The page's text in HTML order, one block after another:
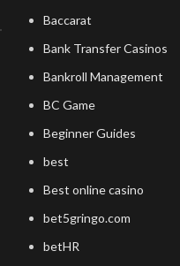
Baccarat
Bank Transfer Casinos
Bankroll Management
BC Game
Beginner Guides
best
Best online casino
bet5gringo.com
betHR